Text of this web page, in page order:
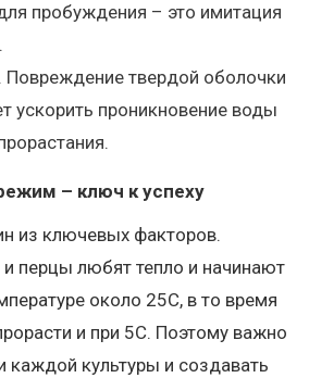
пробуждения – это имитация
. Повреждение твердой оболочки
ускорить проникновение воды
– ключ к успеху
из ключевых факторов.
перцы любят тепло и начинают
около 25C, в то время
и при 5C. Поэтому важно
каждой культуры и создавать